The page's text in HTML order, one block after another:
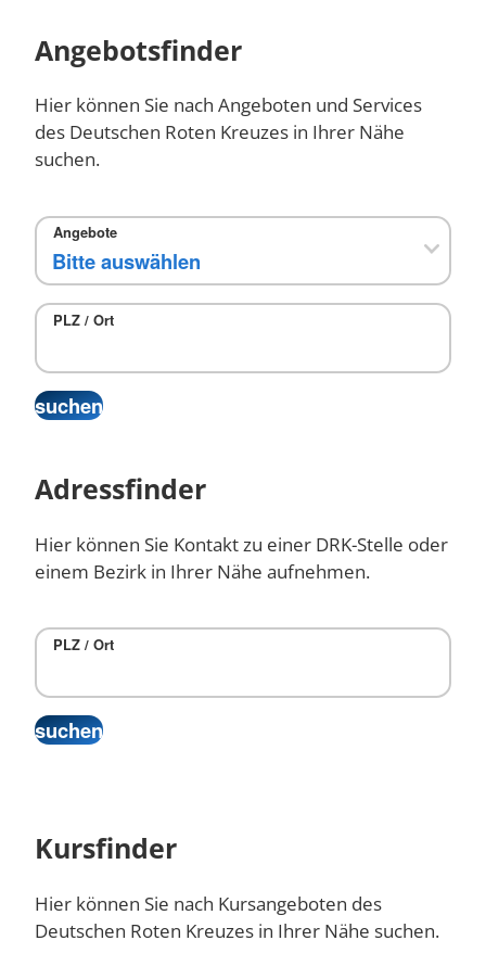
Angebotsfinder
Hier können Sie nach Angeboten und Services
des Deutschen Roten Kreuzes in Ihrer Nähe
suchen.
Angebote
PLZ / Ort
Adressfinder
Hier können Sie Kontakt zu einer DRK-Stelle oder
einem Bezirk in Ihrer Nähe aufnehmen.
PLZ / Ort
Kursfinder
Hier können Sie nach Kursangeboten des
Deutschen Roten Kreuzes in Ihrer Nähe suchen.